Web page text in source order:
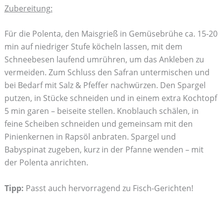
Zubereitung:
Für die Polenta, den Maisgrieß in Gemüsebrühe ca. 15-20
min auf niedriger Stufe köcheln lassen, mit dem
Schneebesen laufend umrühren, um das Ankleben zu
vermeiden. Zum Schluss den Safran untermischen und
bei Bedarf mit Salz & Pfeffer nachwürzen. Den Spargel
putzen, in Stücke schneiden und in einem extra Kochtopf
5 min garen – beiseite stellen. Knoblauch schälen, in
feine Scheiben schneiden und gemeinsam mit den
Pinienkernen in Rapsöl anbraten. Spargel und
Babyspinat zugeben, kurz in der Pfanne wenden – mit
der Polenta anrichten.
Tipp: Passt auch hervorragend zu Fisch-Gerichten!